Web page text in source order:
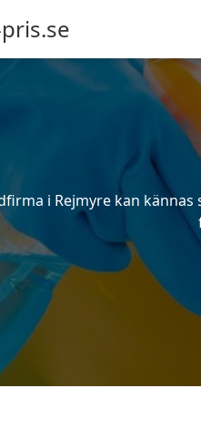
i Rejmyre kan